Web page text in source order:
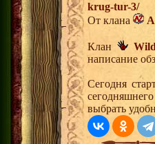
krug-tur-3/
От клана
Клан
написание
Сегодня
выбрать